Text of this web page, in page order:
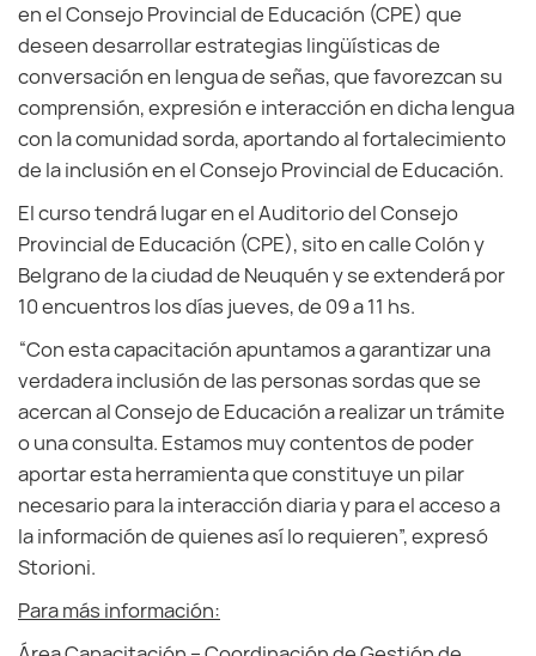
en el Consejo Provincial de Educación (CPE) que
deseen desarrollar estrategias lingüísticas de
conversación en lengua de señas, que favorezcan su
comprensión, expresión e interacción en dicha lengua
con la comunidad sorda, aportando al fortalecimiento
de la inclusión en el Consejo Provincial de Educación.
El curso tendrá lugar en el Auditorio del Consejo
Provincial de Educación (CPE), sito en calle Colón y
Belgrano de la ciudad de Neuquén y se extenderá por
10 encuentros los días jueves, de 09 a 11 hs.
“Con esta capacitación apuntamos a garantizar una
verdadera inclusión de las personas sordas que se
acercan al Consejo de Educación a realizar un trámite
o una consulta. Estamos muy contentos de poder
aportar esta herramienta que constituye un pilar
necesario para la interacción diaria y para el acceso a
la información de quienes así lo requieren”, expresó
Storioni.
Para más información: